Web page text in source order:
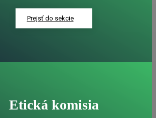
Prejsť do sekcie
Etická komisia